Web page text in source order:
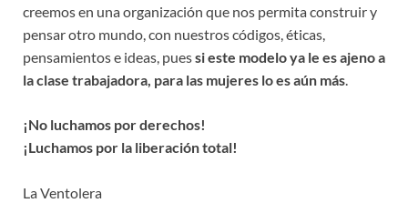
creemos en una organización que nos permita construir y
pensar otro mundo, con nuestros códigos, éticas,
pensamientos e ideas, puessi este modelo ya le es ajeno a
la clase trabajadora, para las mujeres lo es aún más.
¡No luchamos por derechos!
¡Luchamos por la liberación total!
La Ventolera